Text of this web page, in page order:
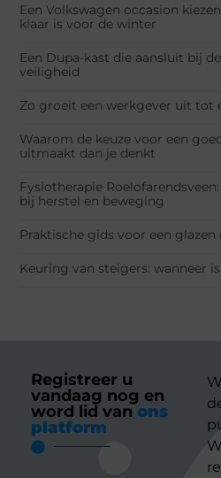
Een Volkswagen occasion
klaar is voor de winter
Een Dupa-kast die aansluit bij
veiligheid
Zo groeit een werkgever uit tot
Waarom de keuze voor een
uitmaakt dan je denkt
Fysiotherapie
bij herstel en beweging
Praktische gids voor een
Keuring van steigers: wanneer
Registreer u
vandaag nog en
word lid van ons
platform